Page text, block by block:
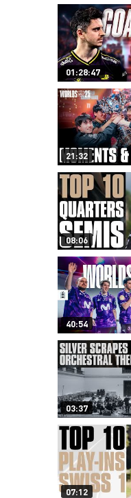
01:28:47
21:32
08:06
40:54
03:37
07:12